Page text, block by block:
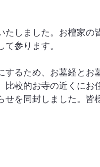
たしました。お檀家の
参ります。
するため、お墓経とお
比較的お寺の近くにお
せを同封しました。皆